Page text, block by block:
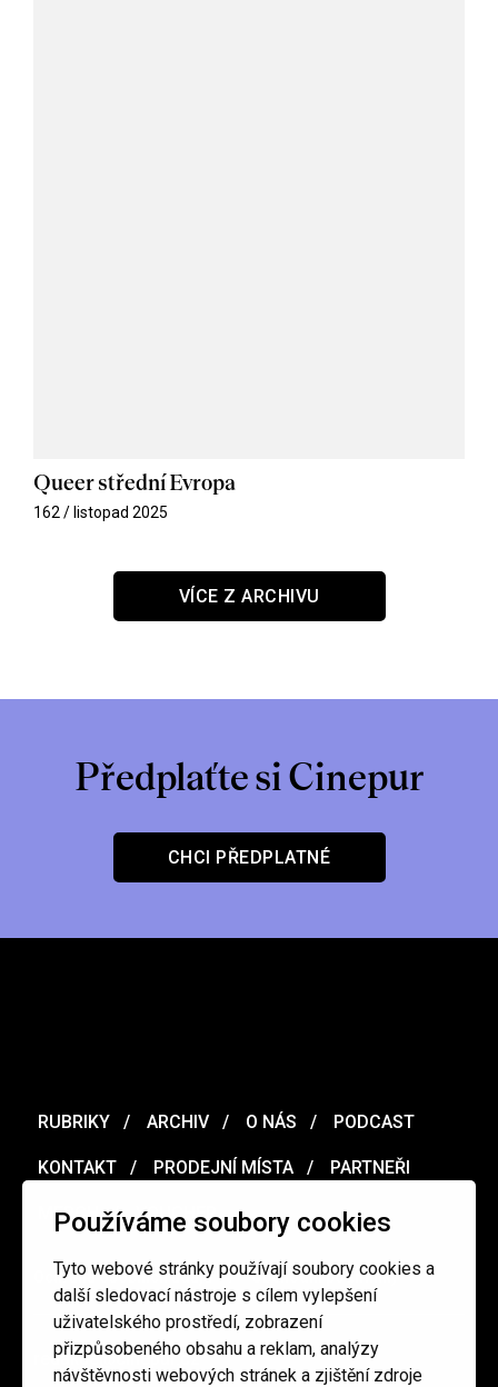
Používáme soubory cookies
Tyto webové stránky používají soubory cookies a
další sledovací nástroje s cílem vylepšení
uživatelského prostředí, zobrazení
přizpůsobeného obsahu a reklam, analýzy
návštěvnosti webových stránek a zjištění zdroje
Queer střední Evropa
162 / listopad 2025
VÍCE Z ARCHIVU
Předplaťte si Cinepur
CHCI PŘEDPLATNÉ
RUBRIKY ARCHIV O NÁS PODCAST
KONTAKT PRODEJNÍ MÍSTA PARTNEŘI
MERCH VOUCHER
Ochrana osobních údajů / Obchodní podmínky
redakce@cinepur.cz